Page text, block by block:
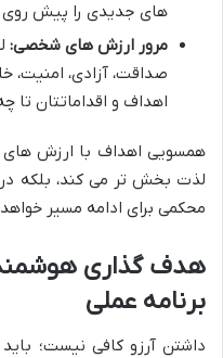
های جدیدی را پیش روی
مرور ارزش های شخصی:
صداقت، آزادی، امنیت،
اهداف و اقداماتتان
همسویی اهداف با ارزش های
لذت بخش تر می کند، بلکه در
محکمی برای ادامه مسیر
برنامه عملی
داشتن آرزو کافی نیست؛